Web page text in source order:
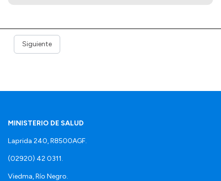
Siguiente
MINISTERIO DE SALUD
Laprida 240, R8500AGF.
(02920) 42 0311.
Viedma, Río Negro.